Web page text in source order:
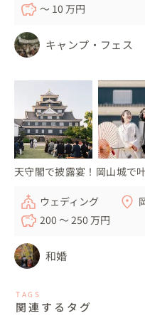
〜 10 万円
キャンプ・フェス
天守閣で披露宴！岡山城で
ウェディング
200 〜 250 万円
和婚
TAGS
関連するタグ